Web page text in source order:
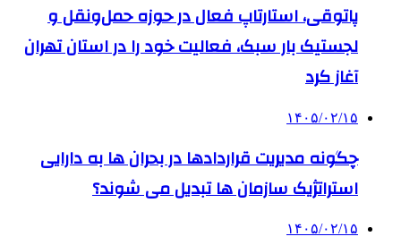
پاتوقی، استارتاپ فعال در حوزه حمل‌ونقل و
لجستیک بار سبک، فعالیت خود را در استان تهران
آغاز کرد
۱۴۰۵/۰۲/۱۵
چگونه مدیریت قراردادها در بحران ها به دارایی
استراتژیک سازمان ها تبدیل می شوند؟
۱۴۰۵/۰۲/۱۵